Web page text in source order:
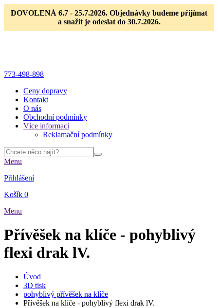
DOVOLENÁ 6.7 - 25.7.2026. Objednávky budeme přijímat
a snažit je odeslat do 30.7.2026.
773-498-898
Ceny dopravy
Kontakt
O nás
Obchodní podmínky
Více informací
Reklamační podmínky
Menu
Přihlášení
Košík 0
Menu
Přívěšek na klíče - pohyblivý
flexi drak lV.
Úvod
3D tisk
pohyblivý přívěšek na klíče
Přívěšek na klíče - pohyblivý flexi drak lV.